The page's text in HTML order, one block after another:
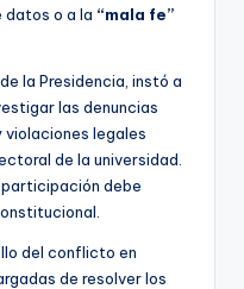
datos o a la “mala fe”
la Presidencia, instó a
las denuncias
violaciones legales
de la universidad.
participación debe
del conflicto en
de resolver los